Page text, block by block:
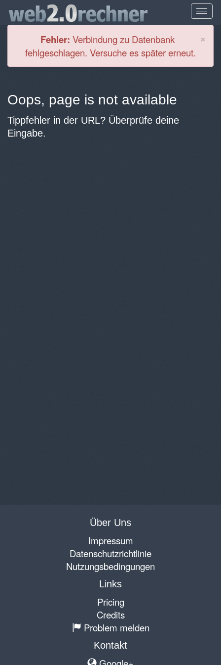
×
Fehler: Verbindung zu Datenbank
fehlgeschlagen. Versuche es später erneut.
Oops, page is not available
Tippfehler in der URL? Überprüfe deine
Eingabe.
Über Uns
Impressum
Datenschutzrichtlinie
Nutzungsbedingungen
Links
Pricing
Credits
Problem melden
Kontakt